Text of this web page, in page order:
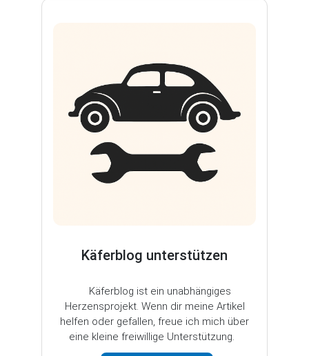
Käferblog unterstützen
Käferblog ist ein unabhängiges
Herzensprojekt. Wenn dir meine Artikel
helfen oder gefallen, freue ich mich über
eine kleine freiwillige Unterstützung.